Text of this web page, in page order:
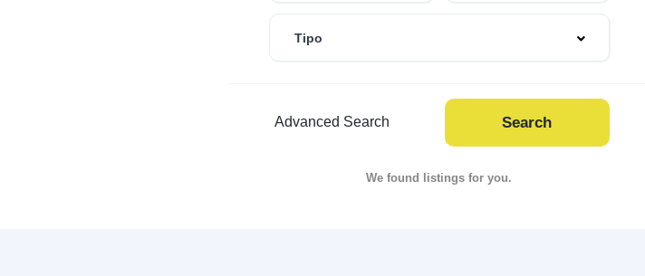
Tipo
Advanced Search Search
We found listings for you.